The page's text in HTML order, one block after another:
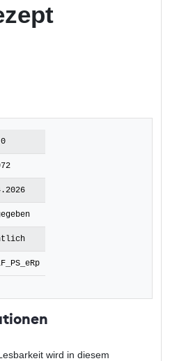
wird in diesem